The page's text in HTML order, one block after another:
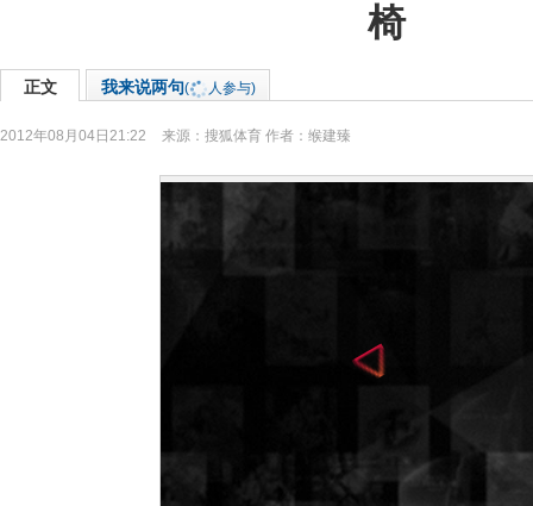
椅
正文 我来说两句( 人参与)
2012年08月04日21:22 来源： 搜狐体育 作者：缑建臻